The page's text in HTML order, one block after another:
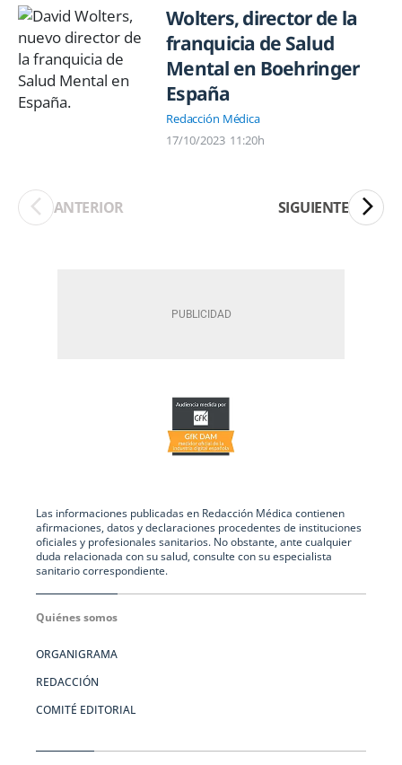
Wolters, director de la
franquicia de Salud
Mental en Boehringer
España
Redacción Médica
17/10/2023 11:20h
ANTERIOR SIGUIENTE
Las informaciones publicadas en Redacción Médica contienen
afirmaciones, datos y declaraciones procedentes de instituciones
oficiales y profesionales sanitarios. No obstante, ante cualquier
duda relacionada con su salud, consulte con su especialista
sanitario correspondiente.
Quiénes somos
ORGANIGRAMA
REDACCIÓN
COMITÉ EDITORIAL